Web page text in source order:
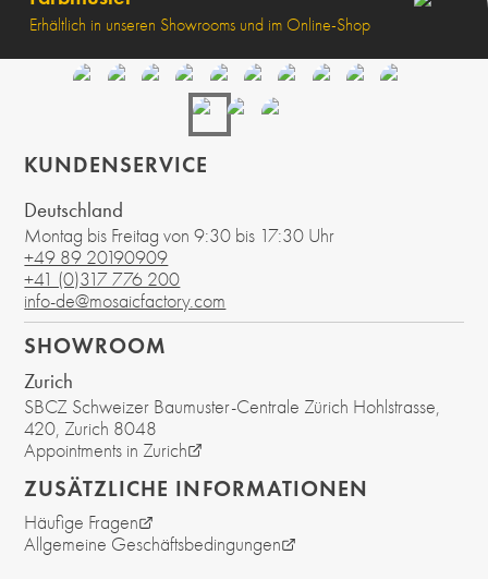
Erhältlich in unseren Showrooms und im Online-Shop
KUNDENSERVICE
Deutschland
Montag bis Freitag von 9:30 bis 17:30 Uhr
+49 89 20190909
+41 (0)317 776 200
info-de@mosaicfactory.com
SHOWROOM
Zurich
SBCZ Schweizer Baumuster-Centrale Zürich Hohlstrasse,
420 , Zurich 8048
Appointments in Zurich
ZUSÄTZLICHE INFORMATIONEN
Häufige Fragen
Allgemeine Geschäftsbedingungen